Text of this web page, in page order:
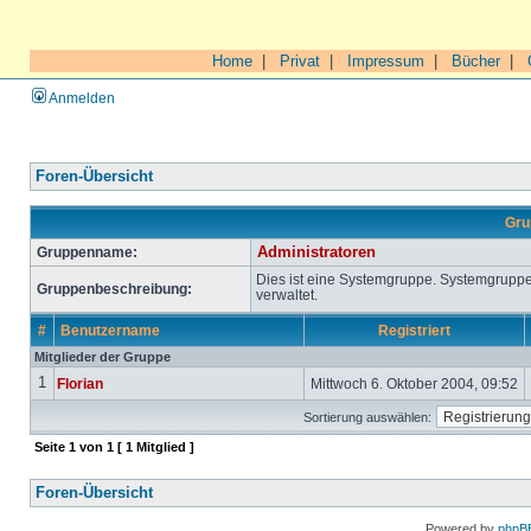
Home Privat Impressum Bücher|
Anmelden
Foren-Übersicht
Gruppenname:
Administratoren
Gruppenbeschreibung:
Dies ist eine Systemgruppe.
verwaltet.
# Benutzername Registriert
Mitglieder der Gruppe
1 Florian Mittwoch 6. Oktober 2004, 09:52
Sortierung auswählen:
Seite 1 von 1 [ 1 Mitglied ]
Foren-Übersicht